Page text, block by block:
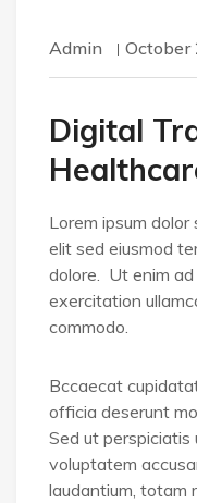
Admin October
Digital
Lorem ipsum
elit sed eiusmod
dolore. Ut enim ad
exercitation
commodo.
Bccaecat
officia deserunt
Sed ut
voluptatem
laudantium, totam